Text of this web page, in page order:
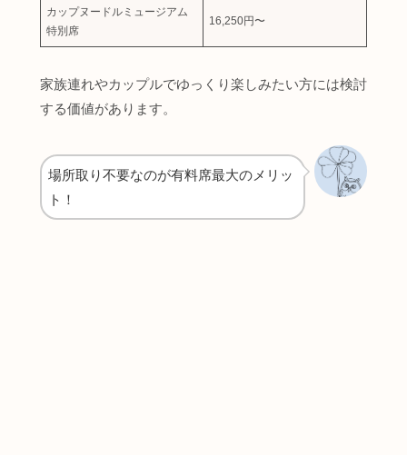
カップヌードルミュージアム
特別席
16,250円〜
家族連れやカップルでゆっくり楽しみたい方には検討
する価値があります。
場所取り不要なのが有料席最大のメリッ
ト！